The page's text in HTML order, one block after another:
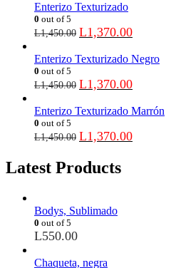
Enterizo Texturizado
0 out of 5
L1,450.00 L1,370.00
Enterizo Texturizado Negro
0 out of 5
L1,450.00 L1,370.00
Enterizo Texturizado Marrón
0 out of 5
L1,450.00 L1,370.00
Latest Products
Bodys, Sublimado
0 out of 5
L550.00
Chaqueta, negra